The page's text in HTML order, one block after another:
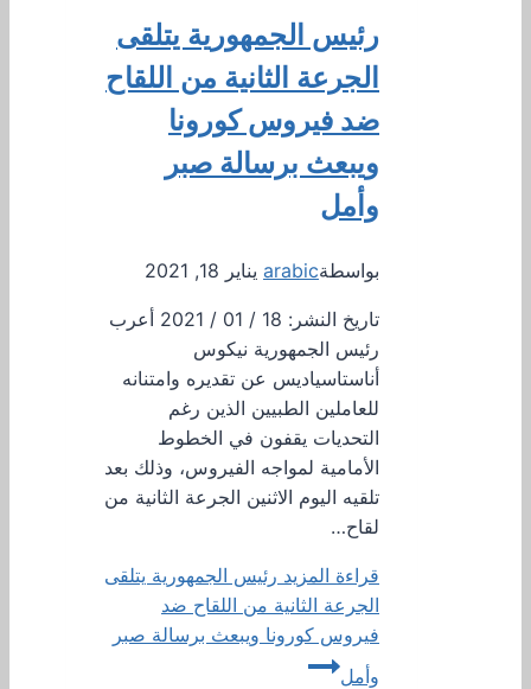
رئيس الجمهورية يتلقى
الجرعة الثانية من اللقاح
ضد فيروس كورونا
ويبعث برسالة صبر
وأمل
بواسطةarabic يناير 18, 2021
تاريخ النشر: 18 / 01 / 2021 أعرب
رئيس الجمهورية نيكوس
أناستاسياديس عن تقديره وامتنانه
للعاملين الطبيين الذين رغم
التحديات يقفون في الخطوط
الأمامية لمواجه الفيروس، وذلك بعد
تلقيه اليوم الاثنين الجرعة الثانية من
لقاح…
قراءة المزيد رئيس الجمهورية يتلقى
الجرعة الثانية من اللقاح ضد
فيروس كورونا ويبعث برسالة صبر
وأمل